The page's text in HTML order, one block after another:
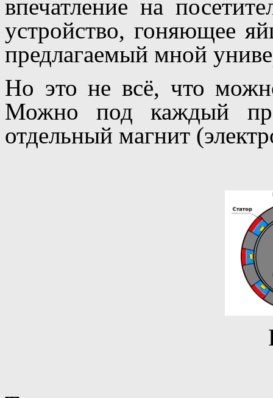
впечатление на
устройство, гоняющее
предлагаемый мной
Но это не всё, что
Можно под каждый
отдельный магнит